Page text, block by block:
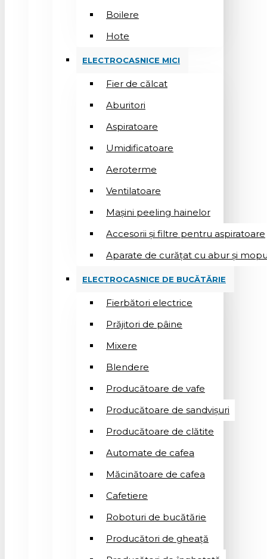
Boilere
Hote
ELECTROCASNICE MICI
Fier de călcat
Aburitori
Aspiratoare
Umidificatoare
Aeroterme
Ventilatoare
Mașini peeling hainelor
Accesorii și filtre pentru aspiratoare
Aparate de curățat cu abur și
ELECTROCASNICE DE BUCĂTĂRIE
Fierbători electrice
Prăjitori de pâine
Mixere
Blendere
Producătoare de vafe
Producătoare de sandvişuri
Producătoare de clătite
Automate de cafea
Măcinătoare de cafea
Cafetiere
Roboturi de bucătărie
Producători de gheață